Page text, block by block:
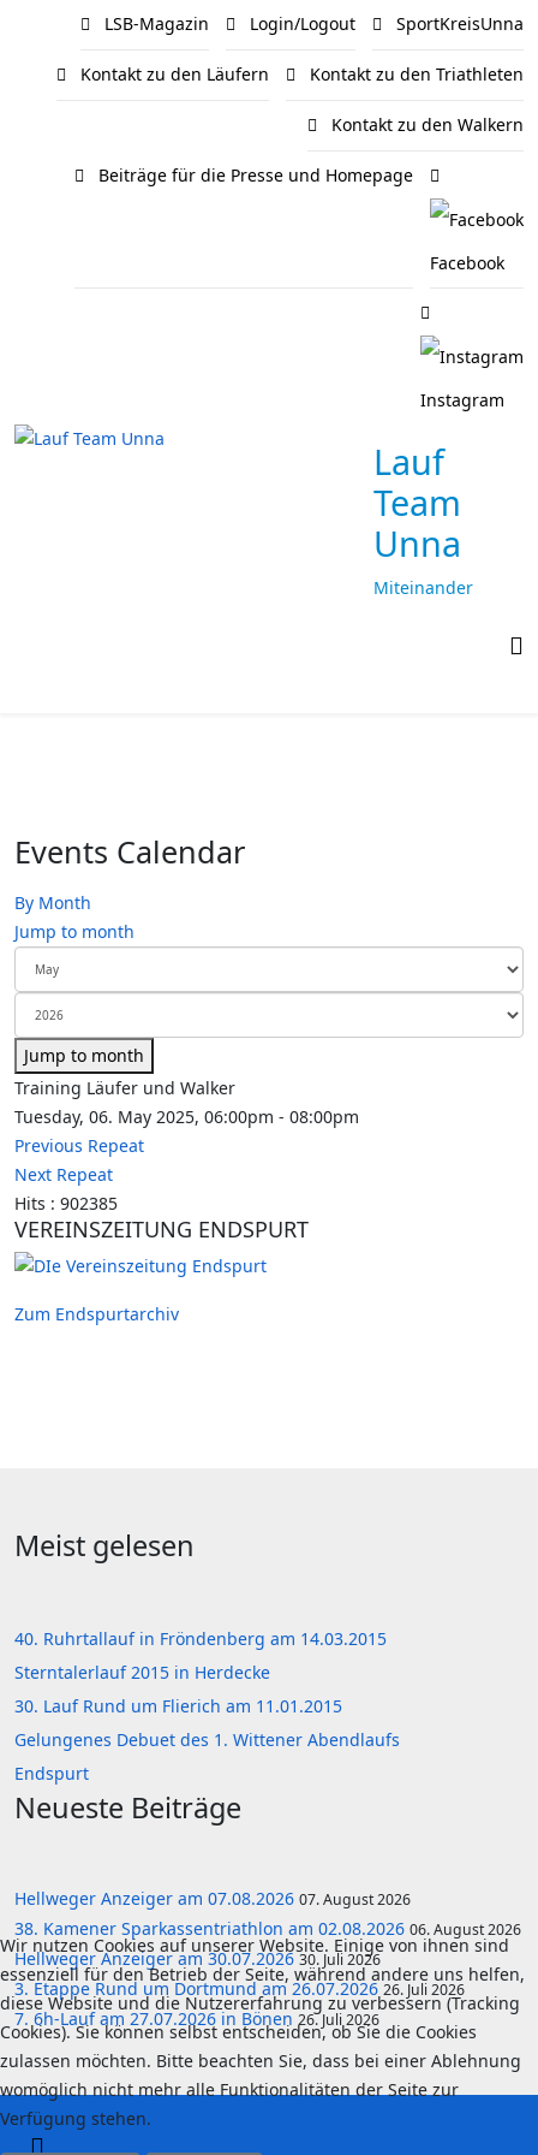
LSB-Magazin Login/Logout SportKreisUnna
Kontakt zu den Läufern Kontakt zu den Triathleten
Kontakt zu den Walkern
Beiträge für die Presse und Homepage
Facebook
Instagram
Lauf
Team
Unna
Miteinander
Events Calendar
By Month
Jump to month
Jump to month
Training Läufer und Walker
Tuesday, 06. May 2025, 06:00pm - 08:00pm
Previous Repeat
Next Repeat
Hits : 902385
VEREINSZEITUNG ENDSPURT
Zum Endspurtarchiv
Meist gelesen
40. Ruhrtallauf in Fröndenberg am 14.03.2015
Sterntalerlauf 2015 in Herdecke
30. Lauf Rund um Flierich am 11.01.2015
Gelungenes Debuet des 1. Wittener Abendlaufs
Endspurt
Neueste Beiträge
Hellweger Anzeiger am 07.08.2026 07. August 2026
38. Kamener Sparkassentriathlon am 02.08.2026 06. August 2026
Hellweger Anzeiger am 30.07.202630. Juli 2026
3. Etappe Rund um Dortmund am 26.07.2026 26. Juli 2026
7. 6h-Lauf am 27.07.2026 in Bönen 26. Juli 2026
Wir nutzen Cookies auf unserer Website. Einige von ihnen sind
essenziell für den Betrieb der Seite, während andere uns helfen,
diese Website und die Nutzererfahrung zu verbessern (Tracking
Cookies). Sie können selbst entscheiden, ob Sie die Cookies
zulassen möchten. Bitte beachten Sie, dass bei einer Ablehnung
womöglich nicht mehr alle Funktionalitäten der Seite zur
Verfügung stehen.